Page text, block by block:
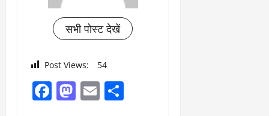
सभी पोस्ट देखें
Post Views: 54
Facebook
Mastodon
Email